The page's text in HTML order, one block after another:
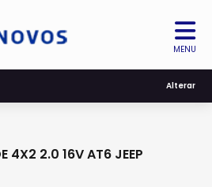
MENU
Alterar
4X2 2.0 16V AT6 JEEP